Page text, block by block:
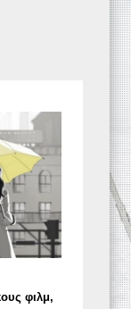
φιλμ,